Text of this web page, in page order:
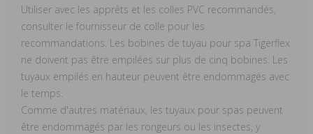
Utiliser avec les apprêts et les colles PVC recommandés,
consulter le fournisseur de colle pour les
recommandations. Les bobines de tuyau pour spa Tigerflex
ne doivent pas être empilées sur plus de cinq bobines. Les
tuyaux empilés en hauteur peuvent être endommagés avec
le temps.
Comme d'autres matériaux, les tuyaux pour spas peuvent
être endommagés par les rongeurs ou les insectes, y